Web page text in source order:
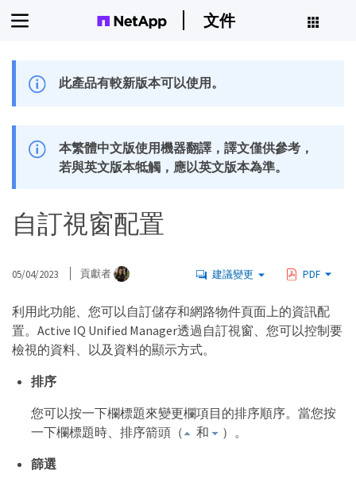
文件
此產品有較新版本可以使用。
本繁體中文版使用機器翻譯，譯文僅供參考，
若與英文版本牴觸，應以英文版本為準。
自訂視窗配置
05/04/2023 貢獻者 建議變更 PDF
利用此功能、您可以自訂儲存和網路物件頁面上的資訊配
置。Active IQ Unified Manager透過自訂視窗、您可以控制要
檢視的資料、以及資料的顯示方式。
排序
您可以按一下欄標題來變更欄項目的排序順序。當您按
一下欄標題時、排序箭頭（
和
）。
篩選